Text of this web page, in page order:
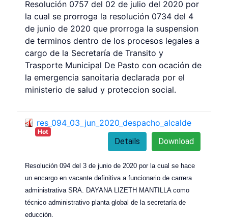
Resolución 0757 del 02 de julio del 2020 por
la cual se prorroga la resolución 0734 del 4
de junio de 2020 que prorroga la suspension
de terminos dentro de los procesos legales a
cargo de la Secretaría de Transito y
Trasporte Municipal De Pasto con ocación de
la emergencia sanoitaria declarada por el
ministerio de salud y proteccion social.
res_094_03_jun_2020_despacho_alcalde
Hot
Download
Details
Resolución 094 del 3 de junio de 2020 por la cual se hace
un encargo en vacante definitiva a funcionario de carrera
administrativa SRA. DAYANA LIZETH MANTILLA como
técnico administrativo planta global de la secretaría de
educción.